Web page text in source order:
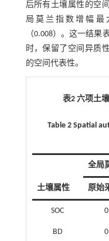
后所有土壤属性的空
局莫兰指数增幅最
（0.008）。这一结果
时，保留了空间异质
的空间代表性。
表2 六项土
Table 2 Spatial
土壤属性
全局
原始
SOC
BD